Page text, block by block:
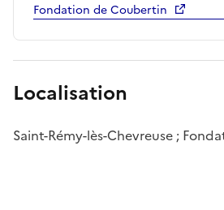
Fondation de Coubertin
Localisation
Saint-Rémy-lès-Chevreuse ;